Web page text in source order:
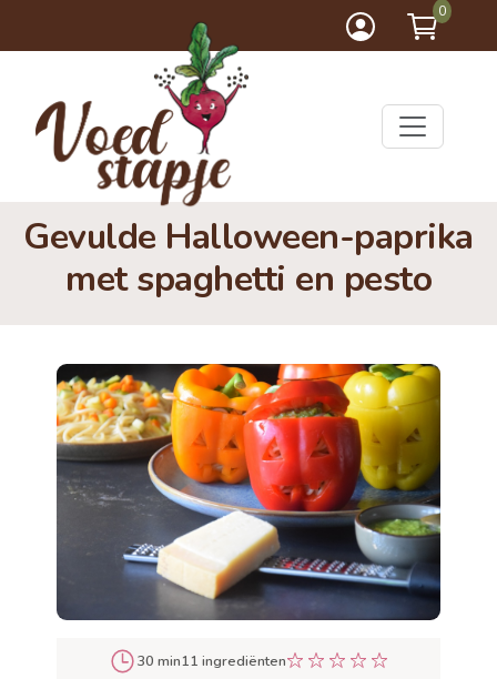
0
Gevulde Halloween-paprika
met spaghetti en pesto
30 min11 ingrediënten